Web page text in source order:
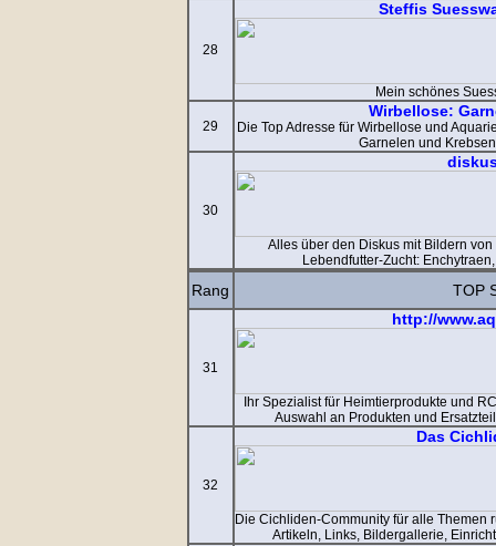
28
Steffis
Mein schönes
29
Wirbellose:
Die Top Adresse für Wirbellose und
Garnelen und
30
Alles über den Diskus mit Bildern
Lebendfutter-Zucht:
Rang TOP
31
http://
Ihr Spezialist für Heimtierprodukte und
Auswahl an Produkten und
32
Das
Die Cichliden-Community für alle Themen
Artikeln, Links, Bildergallerie,